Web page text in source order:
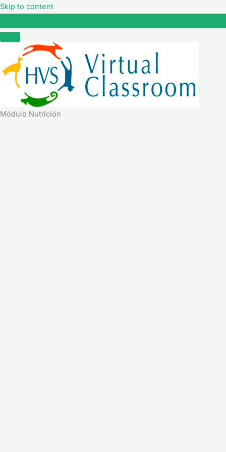
Skip to content
Módulo Nutrición